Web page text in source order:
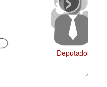
Deputados